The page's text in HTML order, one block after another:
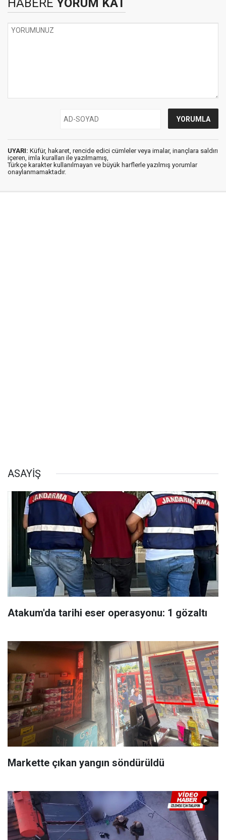
HABERE YORUM KAT
UYARI: Küfür, hakaret, rencide edici cümleler veya imalar, inançlara saldırı
içeren, imla kuralları ile yazılmamış,
Türkçe karakter kullanılmayan ve büyük harflerle yazılmış yorumlar
onaylanmamaktadır.
ASAYİŞ
Atakum'da tarihi eser operasyonu: 1 gözaltı
Markette çıkan yangın söndürüldü